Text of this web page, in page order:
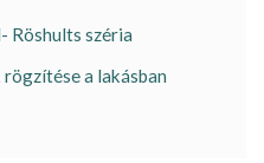
Röshults széria
a lakásban